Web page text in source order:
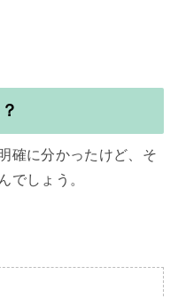
確に分かったけど、そ
でしょう。